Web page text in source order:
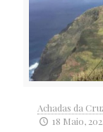
Achadas da
18 Maio,